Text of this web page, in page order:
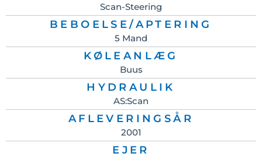
Scan-Steering
BEBOELSE/APTERING
5 Mand
KØLEANLÆG
Buus
HYDRAULIK
AS:Scan
AFLEVERINGSÅR
2001
EJER